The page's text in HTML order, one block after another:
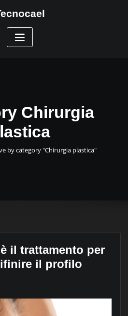
Chirurgia
by category "Chirurgia plastica"
il trattamento per
il profilo